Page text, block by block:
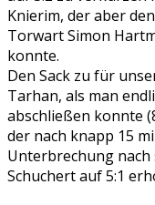
Knierim, der aber
Torwart Simon
konnte.
Den Sack zu für
Tarhan, als man
abschließen konnte
der nach knapp 15
Unterbrechung
Schuchert auf 5:1